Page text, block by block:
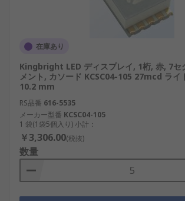
在庫あり
Kingbright LED ディスプレイ, 1桁, 赤, 7セ
メント, カソード KCSC04-105 27mcd ライ
10.2 mm
RS品番 616-5535
メーカー型番 KCSC04-105
1 袋(1袋5個入り) 小計：
￥3,306.00(税抜)
数量